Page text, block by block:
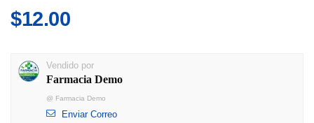
$12.00
Vendido por
Farmacia Demo
@ Farmacia Demo
Enviar Correo